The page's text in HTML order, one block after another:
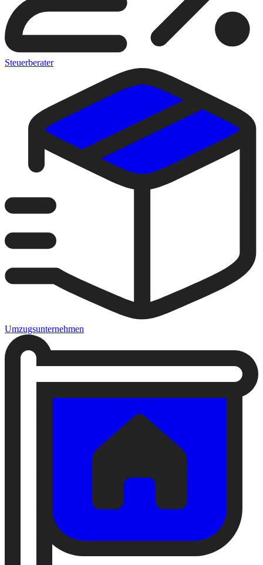
Steuerberater
Umzugsunternehmen